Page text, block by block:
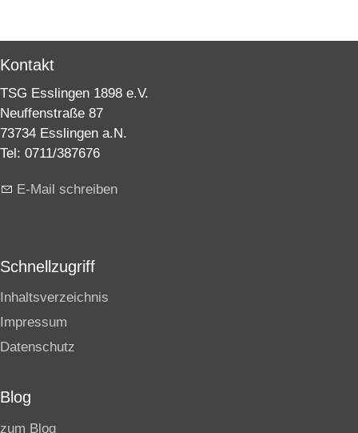
Kontakt
TSG Esslingen 1898 e.V.
Neuffenstraße 87
73734 Esslingen a.N.
Tel: 0711/387676
E-Mail schreiben
Schnellzugriff
Inhaltsverzeichnis
Impressum
Datenschutz
Blog
zum Blog